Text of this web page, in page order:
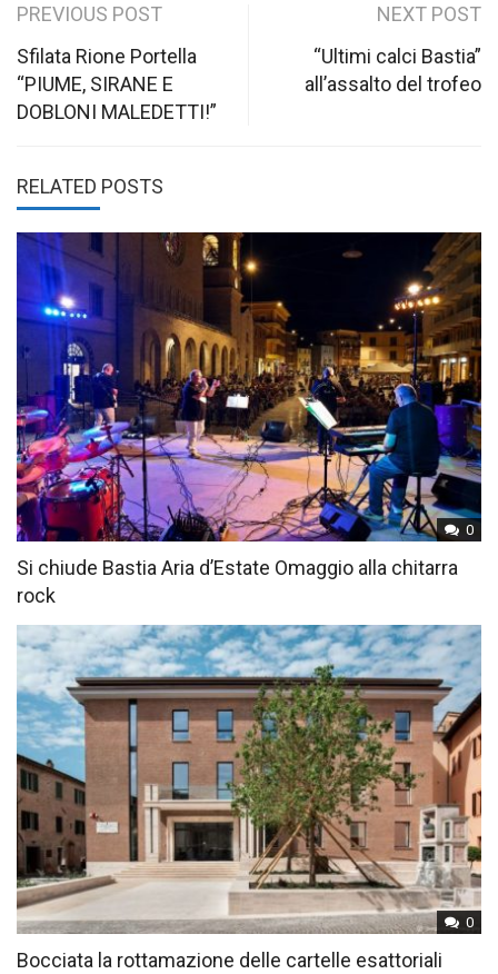
Post
navigation
PREVIOUS POST
Sfilata Rione Portella
“PIUME, SIRANE E
DOBLONI MALEDETTI!”
NEXT POST
“Ultimi calci Bastia”
all’assalto del trofeo
RELATED POSTS
0
Si chiude Bastia Aria d’Estate Omaggio alla chitarra
rock
0
Bocciata la rottamazione delle cartelle esattoriali